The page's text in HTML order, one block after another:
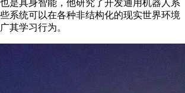
具身智能，他研究了开发通用机器人系
系统可以在各种非结构化的现实世界环境
其学习行为。